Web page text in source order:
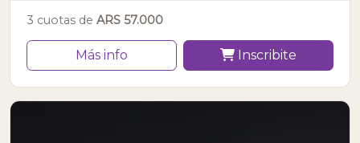
3 cuotas de ARS 57.000
Más info Inscribite